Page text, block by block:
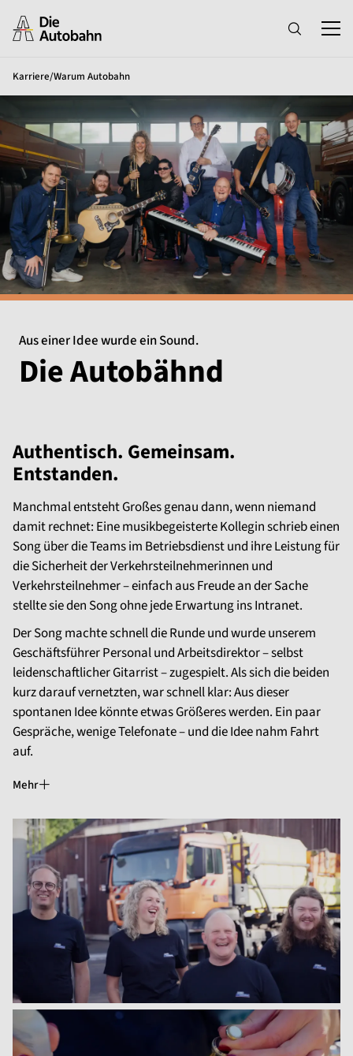
Karriere/Warum Autobahn
Aus einer Idee wurde ein Sound.
Die Autobähnd
Authentisch. Gemeinsam.
Entstanden.
Manchmal entsteht Großes genau dann, wenn niemand
damit rechnet: Eine musikbegeisterte Kollegin schrieb einen
Song über die Teams im Betriebsdienst und ihre Leistung für
die Sicherheit der Verkehrsteilnehmerinnen und
Verkehrsteilnehmer – einfach aus Freude an der Sache
stellte sie den Song ohne jede Erwartung ins Intranet.
Der Song machte schnell die Runde und wurde unserem
Geschäftsführer Personal und Arbeitsdirektor – selbst
leidenschaftlicher Gitarrist – zugespielt. Als sich die beiden
kurz darauf vernetzten, war schnell klar: Aus dieser
spontanen Idee könnte etwas Größeres werden. Ein paar
Gespräche, wenige Telefonate – und die Idee nahm Fahrt
auf.
Mehr